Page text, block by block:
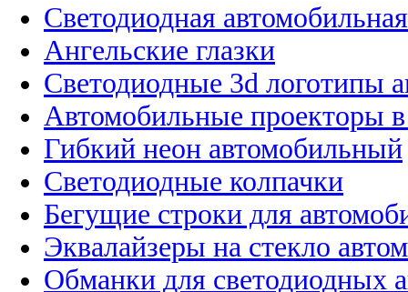
Светодиодная
Ангельские глазки
Светодиодные 3d логотипы
Автомобильные проекторы
Гибкий неон автомобильный
Светодиодные колпачки
Бегущие строки для
Эквалайзеры на стекло
Обманки для светодиодных